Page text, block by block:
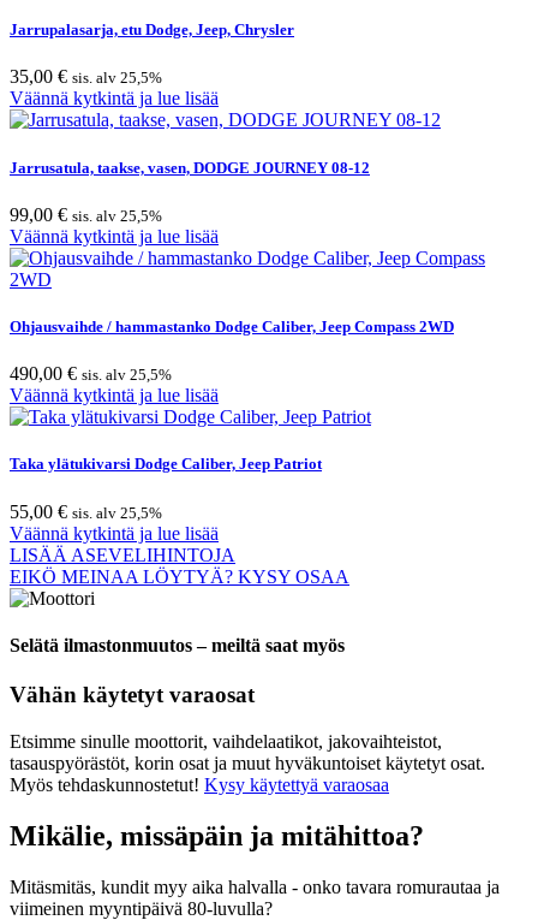
Jarrupalasarja, etu Dodge, Jeep, Chrysler
35,00 € sis. alv 25,5%
Väännä kytkintä ja lue lisää
Jarrusatula, taakse, vasen, DODGE JOURNEY 08-12
99,00 € sis. alv 25,5%
Väännä kytkintä ja lue lisää
Ohjausvaihde / hammastanko Dodge Caliber, Jeep Compass 2WD
490,00 € sis. alv 25,5%
Väännä kytkintä ja lue lisää
Taka ylätukivarsi Dodge Caliber, Jeep Patriot
55,00 € sis. alv 25,5%
Väännä kytkintä ja lue lisää
LISÄÄ ASEVELIHINTOJA
EIKÖ MEINAA LÖYTYÄ? KYSY OSAA
Selätä ilmastonmuutos – meiltä saat myös
Vähän käytetyt varaosat
Etsimme sinulle moottorit, vaihdelaatikot, jakovaihteistot,
tasauspyörästöt, korin osat ja muut hyväkuntoiset käytetyt osat.
Myös tehdaskunnostetut! Kysy käytettyä varaosaa
Mikälie, missäpäin ja mitähittoa?
Mitäsmitäs, kundit myy aika halvalla - onko tavara romurautaa ja
viimeinen myyntipäivä 80-luvulla?